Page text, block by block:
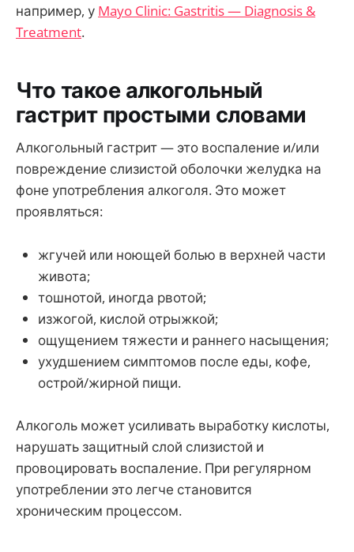
например, у Mayo Clinic: Gastritis — Diagnosis &
Treatment.
Что такое алкогольный
гастрит простыми словами
Алкогольный гастрит — это воспаление и/или
повреждение слизистой оболочки желудка на
фоне употребления алкоголя. Это может
проявляться:
жгучей или ноющей болью в верхней части
живота;
тошнотой, иногда рвотой;
изжогой, кислой отрыжкой;
ощущением тяжести и раннего насыщения;
ухудшением симптомов после еды, кофе,
острой/жирной пищи.
Алкоголь может усиливать выработку кислоты,
нарушать защитный слой слизистой и
провоцировать воспаление. При регулярном
употреблении это легче становится
хроническим процессом.